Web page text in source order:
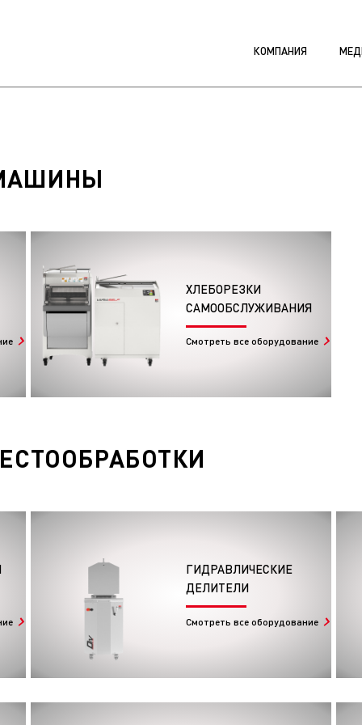
КОМПАНИЯ
ХЛЕБОРЕЗКИ
САМООБСЛУЖИВАНИЯ
Смотреть все оборудование
ГИДРАВЛИЧЕСКИЕ
ДЕЛИТЕЛИ
Смотреть все оборудование